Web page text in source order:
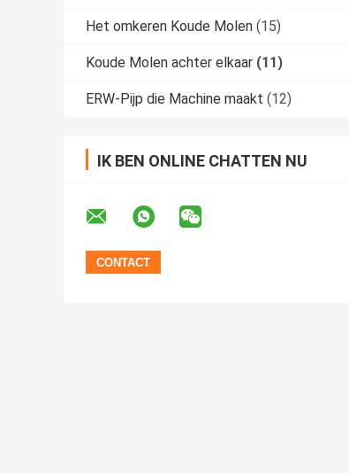
Het omkeren Koude Molen (15)
Koude Molen achter elkaar (11)
ERW-Pijp die Machine maakt (12)
IK BEN ONLINE CHATTEN NU